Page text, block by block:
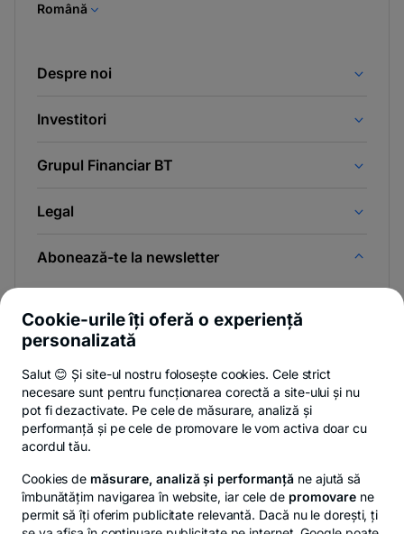
Română
Despre noi
Investitori
Grupul Financiar BT
Legal
Abonează-te la newsletter
Poți renunța oricând,vezi detalii-
opens
in
a
.
Privacy Hub - opens in a new tab
Politica de confidențialitate- opens in a new
Politica de cookies
Cookie-urile îți oferă o experiență
personalizată
Salut 😊 Și site-ul nostru folosește cookies. Cele strict
necesare sunt pentru funcționarea corectă a site-ului și nu
pot fi dezactivate. Pe cele de măsurare, analiză și
performanță și pe cele de promovare le vom activa doar cu
acordul tău.
Cookies de măsurare, analiză și performanță ne ajută să
îmbunătățim navigarea în website, iar cele de promovare ne
permit să îți oferim publicitate relevantă. Dacă nu le dorești, ți